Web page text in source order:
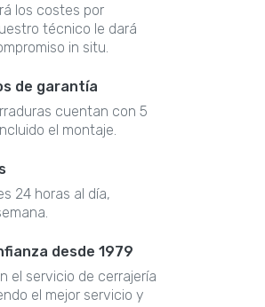
los costes por
técnico le dará
in situ.
de garantía
cuentan con 5
el montaje.
24 horas al día,
desde 1979
el servicio de cerrajería
el mejor servicio y